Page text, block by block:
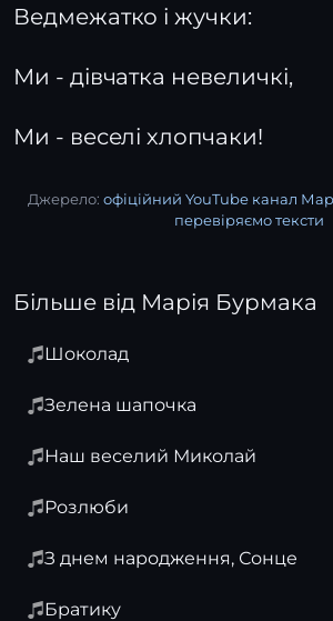
Ведмежатко і жучки:
Ми - дівчатка невеличкі,
Ми - веселі хлопчаки!
Джерело: офіційний YouTube канал
перевіряємо тексти
Більше від Марія Бурмака
Шоколад
Зелена шапочка
Наш веселий Миколай
Розлюби
З днем народження, Сонце
Братику